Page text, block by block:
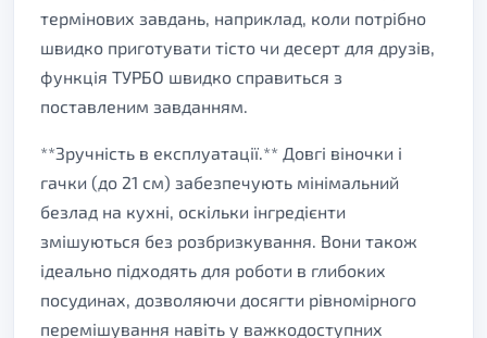
термінових завдань, наприклад, коли потрібно
швидко приготувати тісто чи десерт для друзів,
функція ТУРБО швидко справиться з
поставленим завданням.
**Зручність в експлуатації.** Довгі віночки і
гачки (до 21 см) забезпечують мінімальний
безлад на кухні, оскільки інгредієнти
змішуються без розбризкування. Вони також
ідеально підходять для роботи в глибоких
посудинах, дозволяючи досягти рівномірного
перемішування навіть у важкодоступних